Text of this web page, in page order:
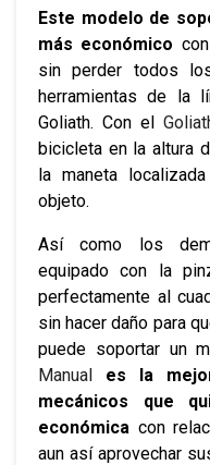
Este modelo de
más económico
sin perder todos
herramientas de la
Goliath. Con el
bicicleta en la altura
la maneta
objeto.
Así como los
equipado con la
perfectamente al
sin hacer daño para
puede soportar un
Manual
es la
mecánicos que
económica con
aun así aprovechar